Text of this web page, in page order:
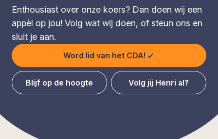
Enthousiast over onze koers? Dan doen wij een
appèl op jou! Volg wat wij doen, of steun ons en
sluit je aan.
Word lid van het CDA!
Blijf op de hoogte Volg jij Henri al?